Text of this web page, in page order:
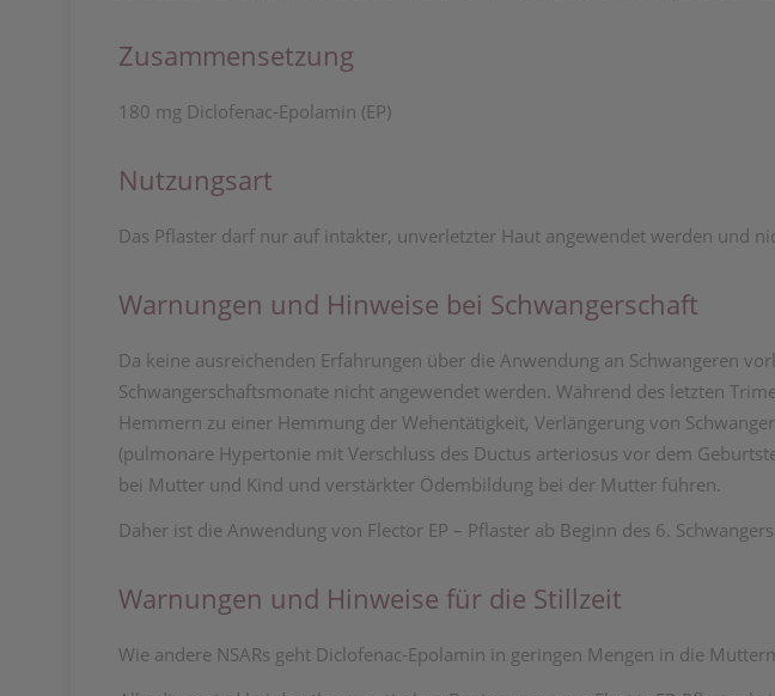
Zusammensetzung
180 mg Diclofenac-Epolamin (EP)
Nutzungsart
Das Pflaster darf nur auf intakter, unverletzter Haut angewendet werden und
Warnungen und Hinweise bei Schwangerschaft
Da keine ausreichenden Erfahrungen über die Anwendung an Schwangeren
Schwangerschaftsmonate nicht angewendet werden. Während des letzten
Hemmern zu einer Hemmung der Wehentätigkeit, Verlängerung von
(pulmonare Hypertonie mit Verschluss des Ductus arteriosus vor dem
bei Mutter und Kind und verstärkter Ödembildung bei der Mutter führen.
Daher ist die Anwendung von Flector EP – Pflaster ab Beginn des 6.
Warnungen und Hinweise für die Stillzeit
Wie andere NSARs geht Diclofenac-Epolamin in geringen Mengen in die